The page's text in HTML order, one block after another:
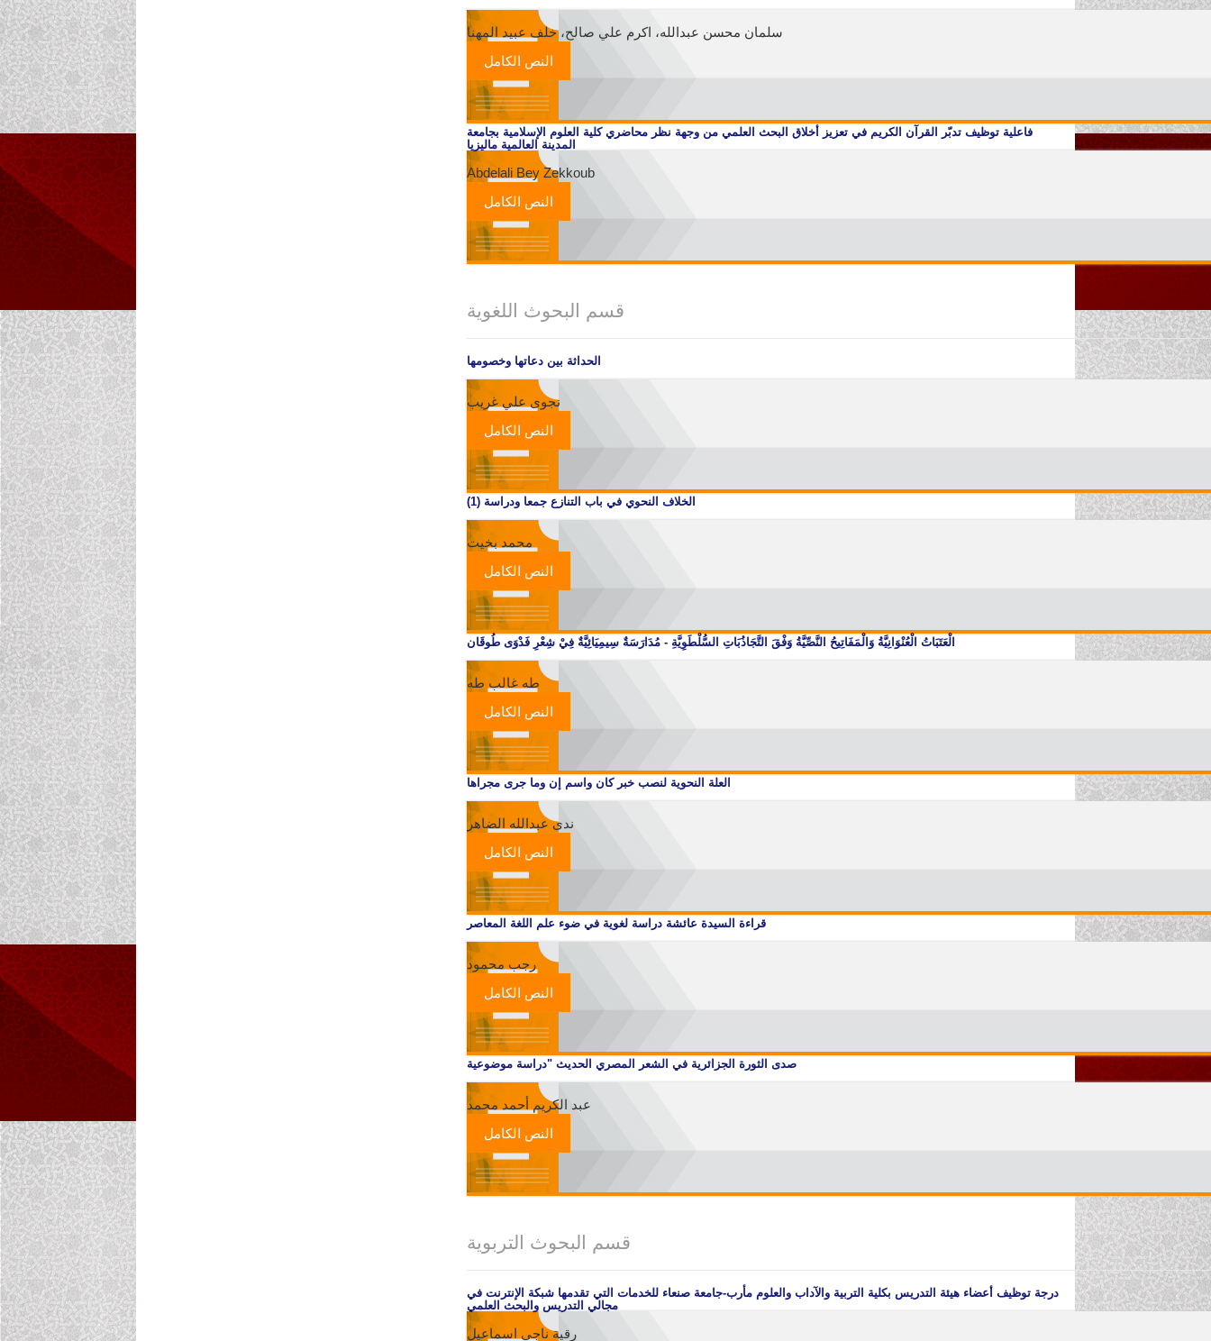
سلمان محسن عبدالله، اكرم علي صالح، خلف عبيد المهنا
النص الكامل
فاعلية توظيف تدبّر القرآن الكريم في تعزيز أخلاق البحث العلمي من وجهة نظر محاضري كلية العلوم الإسلامية بجامعة
المدينة العالمية ماليزيا
Abdelali Bey Zekkoub
النص الكامل
قسم البحوث اللغوية
الحداثة بين دعاتها وخصومها
نجوى علي غريب
النص الكامل
الخلاف النحوي في باب التنازع جمعا ودراسة (1)
محمد بخيت
النص الكامل
الْعَتَبَاتُ الْعُنْوَانِيَّةُ وَالْمَفَاتِيحُ النَّصِّيَّةُ وَفْقَ التَّجَاذُبَاتِ السُّلْطَوِيَّةِ - مُدَارَسَةٌ سِيمِيَائِيَّةٌ فِيْ شِعْرِ فَدْوَى طُوقَان
طه غالب طه
النص الكامل
العلة النحوية لنصب خبر كان واسم إن وما جرى مجراها
ندى عبدالله الضاهر
النص الكامل
قراءة السيدة عائشة دراسة لغوية في ضوء علم اللغة المعاصر
رجب محمود
النص الكامل
صدى الثورة الجزائرية في الشعر المصري الحديث "دراسة موضوعية
عبد الكريم أحمد محمد
النص الكامل
قسم البحوث التربوية
درجة توظيف أعضاء هيئة التدريس بكلية التربية والآداب والعلوم مأرب-جامعة صنعاء للخدمات التي تقدمها شبكة الإنترنت في
مجالي التدريس والبحث العلمي
رقية ناجي اسماعيل